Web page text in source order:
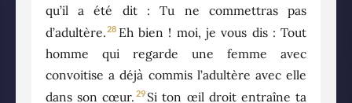
qu’il a été dit : Tu ne commettras pas
d’adultère.28 Eh bien ! moi, je vous dis : Tout
homme qui regarde une femme avec
convoitise a déjà commis l’adultère avec elle
dans son cœur. 29 Si ton œil droit entraîne ta